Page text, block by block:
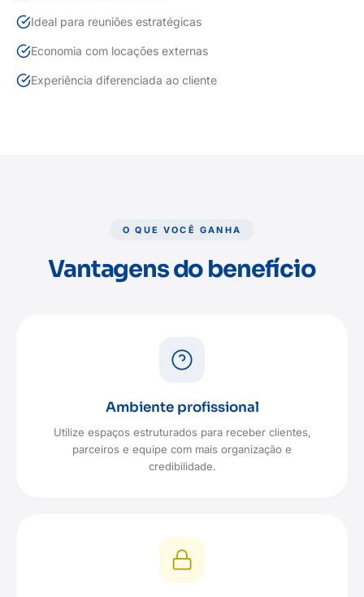
Ideal para reuniões estratégicas
Economia com locações externas
Experiência diferenciada ao cliente
O QUE VOCÊ GANHA
Vantagens do benefício
Ambiente profissional
Utilize espaços estruturados para receber clientes,
parceiros e equipe com mais organização e
credibilidade.